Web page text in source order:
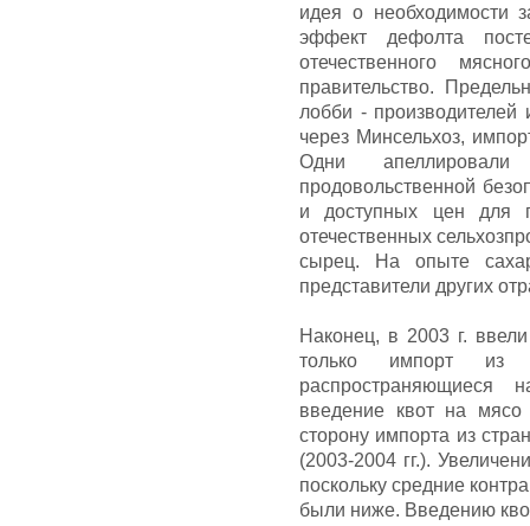
идея о необходимости
эффект дефолта
отечественного
правительство.
лобби - производителей
через Минсельхоз,
Одни
продовольственной
и доступных цен для
отечественных
сырец. На опыте
представители других
Наконец, в 2003 г.
только импорт из
введение квот на
сторону импорта из
(2003-2004 гг.).
поскольку средние
были ниже. Введению